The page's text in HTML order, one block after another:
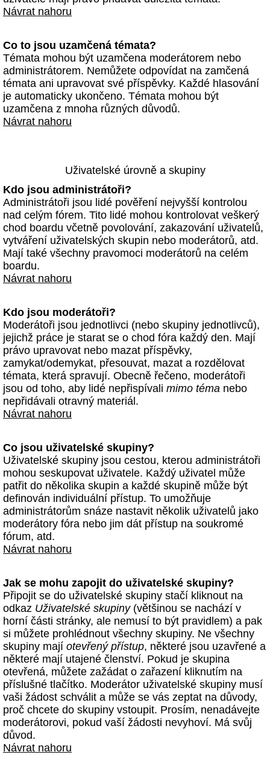
Návrat nahoru
Co to jsou uzamčená témata?
Témata mohou být uzamčena moderátorem nebo
administrátorem. Nemůžete odpovídat na zamčená
témata ani upravovat své příspěvky. Každé hlasování
je automaticky ukončeno. Témata mohou být
uzamčena z mnoha různých důvodů.
Návrat nahoru
Uživatelské úrovně a skupiny
Kdo jsou administrátoři?
Administrátoři jsou lidé pověření nejvyšší kontrolou
nad celým fórem. Tito lidé mohou kontrolovat veškerý
chod boardu včetně povolování, zakazování uživatelů,
vytváření uživatelských skupin nebo moderátorů, atd.
Mají také všechny pravomoci moderátorů na celém
boardu.
Návrat nahoru
Kdo jsou moderátoři?
Moderátoři jsou jednotlivci (nebo skupiny jednotlivců),
jejichž práce je starat se o chod fóra každý den. Mají
právo upravovat nebo mazat příspěvky,
zamykat/odemykat, přesouvat, mazat a rozdělovat
témata, která spravují. Obecně řečeno, moderátoři
jsou od toho, aby lidé nepřispívali mimo téma nebo
nepřidávali otravný materiál.
Návrat nahoru
Co jsou uživatelské skupiny?
Uživatelské skupiny jsou cestou, kterou administrátoři
mohou seskupovat uživatele. Každý uživatel může
patřit do několika skupin a každé skupině může být
definován individuální přístup. To umožňuje
administrátorům snáze nastavit několik uživatelů jako
moderátory fóra nebo jim dát přístup na soukromé
fórum, atd.
Návrat nahoru
Jak se mohu zapojit do uživatelské skupiny?
Připojit se do uživatelské skupiny stačí kliknout na
odkaz Uživatelské skupiny(většinou se nachází v
horní části stránky, ale nemusí to být pravidlem) a pak
si můžete prohlédnout všechny skupiny. Ne všechny
skupiny mají otevřený přístup, některé jsou uzavřené a
některé mají utajené členství. Pokud je skupina
otevřená, můžete zažádat o zařazení kliknutím na
příslušné tlačítko. Moderátor uživatelské skupiny musí
vaši žádost schválit a může se vás zeptat na důvody,
proč chcete do skupiny vstoupit. Prosím, nenadávejte
moderátorovi, pokud vaší žádosti nevyhoví. Má svůj
důvod.
Návrat nahoru